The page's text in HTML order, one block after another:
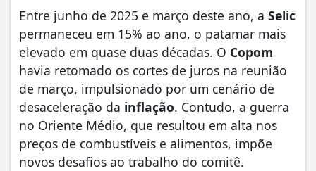
Entre junho de 2025 e março deste ano, a Selic
permaneceu em 15% ao ano, o patamar mais
elevado em quase duas décadas. O Copom
havia retomado os cortes de juros na reunião
de março, impulsionado por um cenário de
desaceleração da inflação. Contudo, a guerra
no Oriente Médio, que resultou em alta nos
preços de combustíveis e alimentos, impõe
novos desafios ao trabalho do comitê.